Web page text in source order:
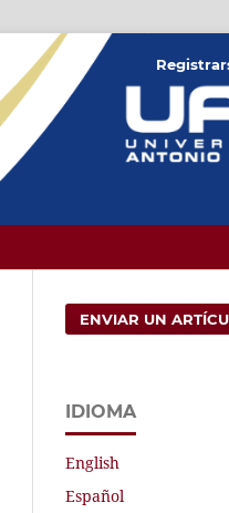
ENVIAR UN
IDIOMA
English
Español